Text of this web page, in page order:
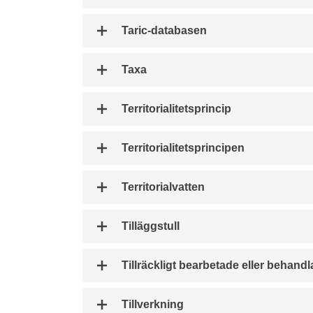
Taric-databasen
Taxa
Territorialitetsprincip
Territorialitetsprincipen
Territorialvatten
Tilläggstull
Tillräckligt bearbetade eller
Tillverkning